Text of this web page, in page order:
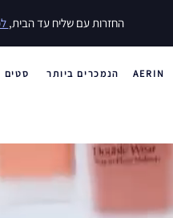
וגם, 30% הנחה על סדרת Double Wear
AERIN הנמכרים ביותר סטים